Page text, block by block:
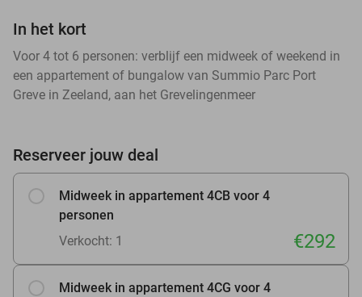
In het kort
Voor 4 tot 6 personen: verblijf een midweek of weekend in
een appartement of bungalow van Summio Parc Port
Greve in Zeeland, aan het Grevelingenmeer
Reserveer jouw deal
Midweek in appartement 4CB voor 4
personen
Verkocht: 1
€292
Midweek in appartement 4CG voor 4